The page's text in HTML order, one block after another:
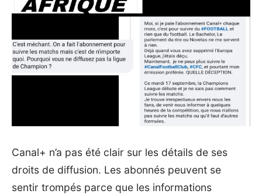
Canal+ n’a pas été clair sur les détails de ses
droits de diffusion. Les abonnés peuvent se
sentir trompés parce que les informations